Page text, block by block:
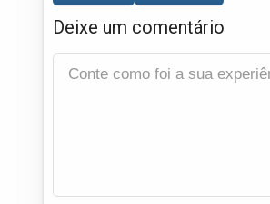
Deixe um comentário